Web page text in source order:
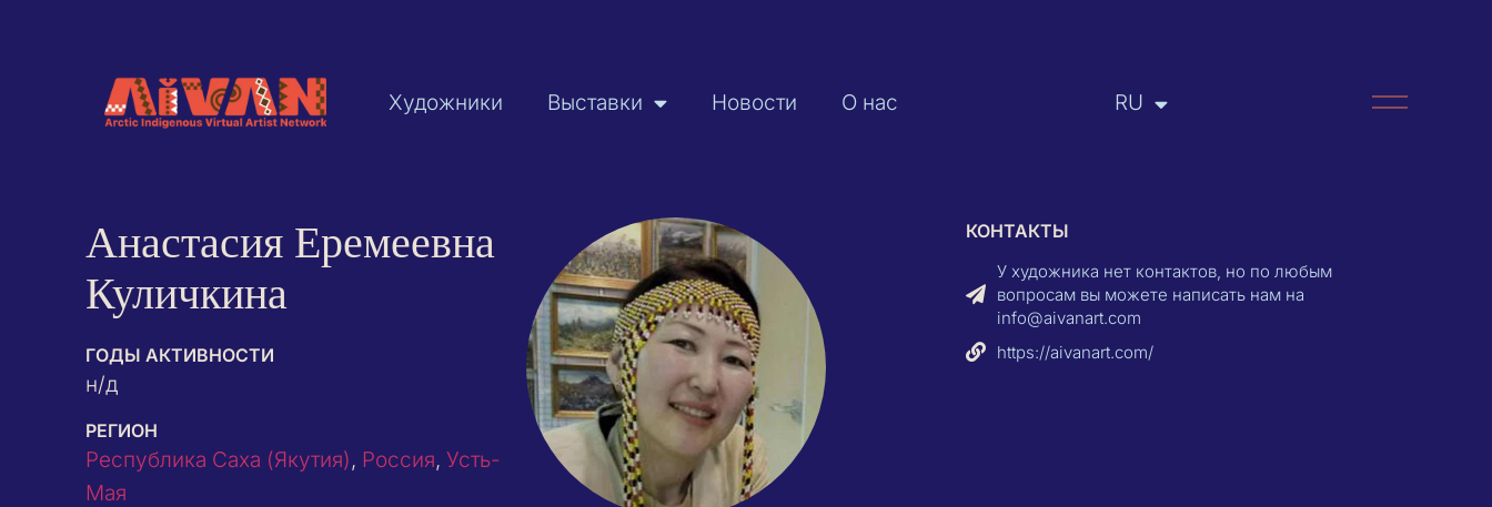
Художники Выставки Новости О нас RU
EN
Анастасия Еремеевна
Куличкина
ГОДЫ АКТИВНОСТИ
н/д
РЕГИОН
Республика Саха (Якутия), Россия,Усть-
Мая
КОНТАКТЫ
У художника нет контактов, но по любым
вопросам вы можете написать нам на
info@aivanart.com
https://aivanart.com/